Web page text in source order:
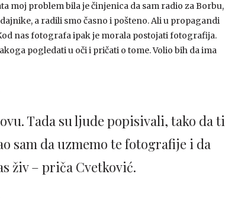
moj problem bila je činjenica da sam radio za Borbu,
a radili smo časno i pošteno. Ali u propagandi
nas fotografa ipak je morala postojati fotografija.
pogledati u oči i pričati o tome. Volio bih da ima
Tada su ljude popisivali, tako da ti
sam da uzmemo te fotografije i da
živ – priča Cvetković.